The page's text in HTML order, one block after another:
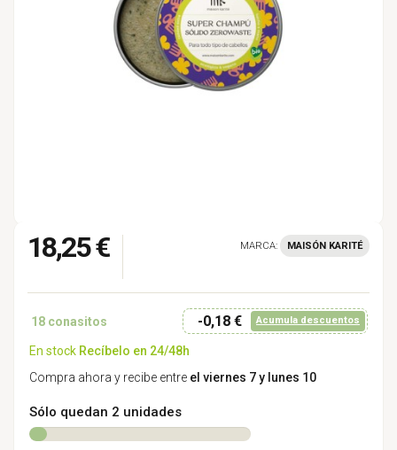
18,25 € MARCA: MAISÓN KARITÉ
18 conasitos -0,18 € Acumula descuentos
En stock Recíbelo en 24/48h
Compra ahora y recibe entre el viernes 7 y lunes 10
Sólo quedan 2 unidades